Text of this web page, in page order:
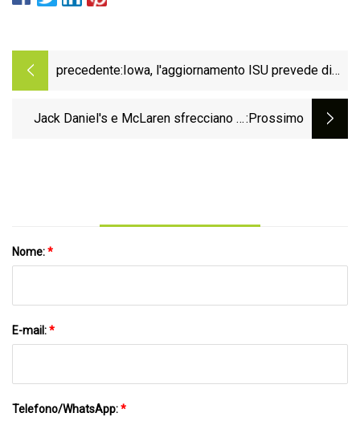
precedente: Iowa, l'aggiornamento ISU prevede di
temperature
Jack Daniel's e McLaren sfrecciano in:Prossimo
Nome:*
E-mail:*
Telefono/WhatsApp:*